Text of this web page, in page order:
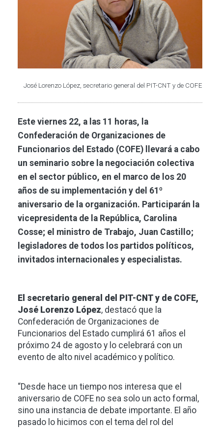
José Lorenzo López, secretario general del PIT-CNT y de COFE
Este viernes 22, a las 11 horas, la
Confederación de Organizaciones de
Funcionarios del Estado (COFE) llevará a cabo
un seminario sobre la negociación colectiva
en el sector público, en el marco de los 20
años de su implementación y del 61º
aniversario de la organización. Participarán la
vicepresidenta de la República, Carolina
Cosse; el ministro de Trabajo, Juan Castillo;
legisladores de todos los partidos políticos,
invitados internacionales y especialistas.
El secretario general del PIT-CNT y de COFE,
José Lorenzo López, destacó que la
Confederación de Organizaciones de
Funcionarios del Estado cumplirá 61 años el
próximo 24 de agosto y lo celebrará con un
evento de alto nivel académico y político.
“Desde hace un tiempo nos interesa que el
aniversario de COFE no sea solo un acto formal,
sino una instancia de debate importante. El año
pasado lo hicimos con el tema del rol del